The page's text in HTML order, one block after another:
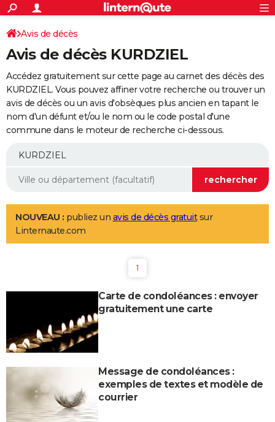
ACTUALITÉS
Politique
Société
Faits Divers
Education
Monde
Villes
+
SPORT
Coupe du monde 2026
Football
Tennis
Cyclisme
Rugby
Forum
Programme TV
TNT
Streaming
Cinéma
Sorties cinéma
Musique
+
FINANCE
Retraite
Epargne
Immobilier
Risques naturels par ville
Banque
Assurance
AUTO
Essais
Réserver un essai
Citadines
Berlines
SUV
Forum auto
+
Mobiles
Meilleur smartphone
Internet
Ordinateurs
Jeux vidéo
Guide high-tech
Aménagement intérieur
LIFESTYLE
Art de vivre
Bien-être
Loisirs
Mode
Modes de vie
PHOTO
BONS PLANS
Carte de Noël
Carte Bonne année
Carte Saint-Valentin
Carte Pâques
Carte d'anniversaire
DICTIONNAIRE
Dictionnaire
Biographies
Citations
Expressions
Proverbes
PROGRAMME TV
Avis de décès
Avis de décès KURDZIEL
Accédez gratuitement sur cette page au carnet des décès des
KURDZIEL. Vous pouvez affiner votre recherche ou trouver un
avis de décès ou un avis d'obsèques plus ancien en tapant le
nom d'un défunt et/ou le nom ou le code postal d'une
commune dans le moteur de recherche ci-dessous.
NOUVEAU : publiez un avis de décès gratuitsur
Linternaute.com
1
Carte de condoléances : envoyer
gratuitement une carte
Message de condoléances :
exemples de textes et modèle de
courrier